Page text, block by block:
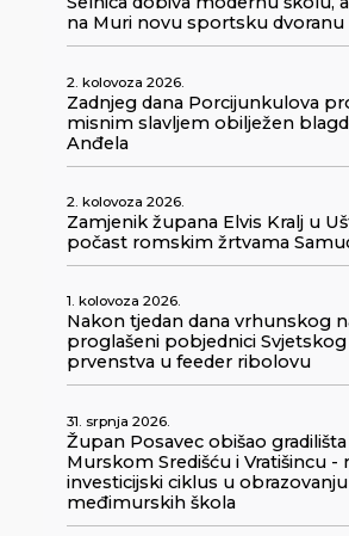
na Muri novu sportsku dvoranu
2. kolovoza 2026.
Zadnjeg dana Porcijunkulova
misnim slavljem obilježen
Anđela
2. kolovoza 2026.
Zamjenik župana Elvis Kralj u
počast romskim žrtvama
1. kolovoza 2026.
Nakon tjedan dana vrhunskog
proglašeni pobjednici
prvenstva u feeder ribolovu
31. srpnja 2026.
Župan Posavec obišao
Murskom Središću i Vratišincu -
investicijski ciklus u
međimurskih škola